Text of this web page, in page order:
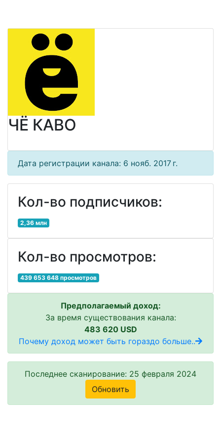
ЧЁ КАВО
Дата регистрации канала: 6 нояб. 2017 г.
Кол-во подписчиков:
2,36 млн
Кол-во просмотров:
439 653 648 просмотров
Предполагаемый доход:
За время существования канала:
483 620 USD
Почему доход может быть гораздо больше..
Последнее сканирование: 25 февраля 2024
Обновить